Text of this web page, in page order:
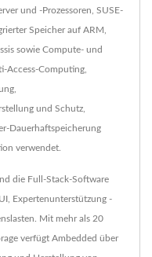
und -Prozessoren, SUSE-
Speicher auf ARM,
sowie Compute- und
Access-Computing,
und Schutz,
Dauerhaftspeicherung
verwendet.
die Full-Stack-Software
Expertenunterstützung -
Mit mehr als 20
verfügt Ambedded über